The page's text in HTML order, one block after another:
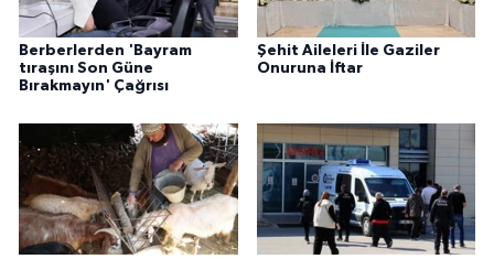
Berberlerden 'Bayram
tıraşını Son Güne
Bırakmayın' Çağrısı
Şehit Aileleri İle Gaziler
Onuruna İftar